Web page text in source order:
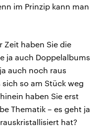
im Prinzip kann man
Zeit haben Sie die
ja auch Doppelalbums
auch noch raus
so am Stück weg
haben Sie erst
Thematik – es geht ja
hat?